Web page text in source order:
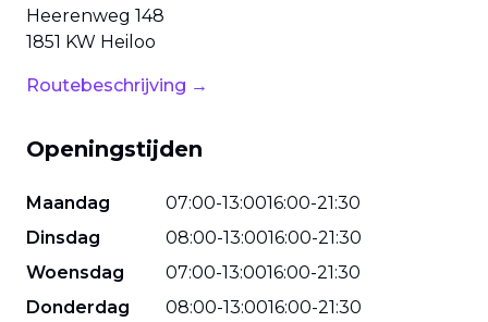
Heerenweg 148
1851 KW Heiloo
Routebeschrijving →
Openingstijden
Maandag 07:00-13:0016:00-21:30
Dinsdag
08:00-13:0016:00-21:30
Woensdag
07:00-13:0016:00-21:30
Donderdag
08:00-13:0016:00-21:30